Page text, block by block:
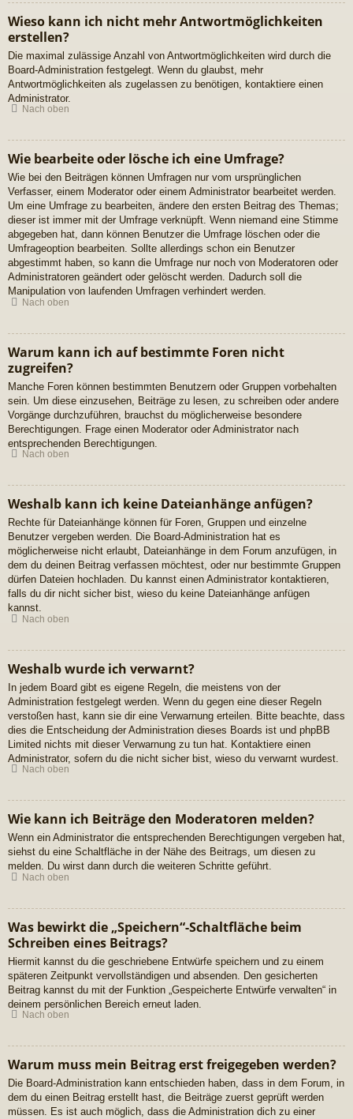
Wieso kann ich nicht mehr Antwortmöglichkeiten
erstellen?
Die maximal zulässige Anzahl von Antwortmöglichkeiten wird durch die
Board-Administration festgelegt. Wenn du glaubst, mehr
Antwortmöglichkeiten als zugelassen zu benötigen, kontaktiere einen
Administrator.
Nach oben
Wie bearbeite oder lösche ich eine Umfrage?
Wie bei den Beiträgen können Umfragen nur vom ursprünglichen
Verfasser, einem Moderator oder einem Administrator bearbeitet werden.
Um eine Umfrage zu bearbeiten, ändere den ersten Beitrag des Themas;
dieser ist immer mit der Umfrage verknüpft. Wenn niemand eine Stimme
abgegeben hat, dann können Benutzer die Umfrage löschen oder die
Umfrageoption bearbeiten. Sollte allerdings schon ein Benutzer
abgestimmt haben, so kann die Umfrage nur noch von Moderatoren oder
Administratoren geändert oder gelöscht werden. Dadurch soll die
Manipulation von laufenden Umfragen verhindert werden.
Nach oben
Warum kann ich auf bestimmte Foren nicht
zugreifen?
Manche Foren können bestimmten Benutzern oder Gruppen vorbehalten
sein. Um diese einzusehen, Beiträge zu lesen, zu schreiben oder andere
Vorgänge durchzuführen, brauchst du möglicherweise besondere
Berechtigungen. Frage einen Moderator oder Administrator nach
entsprechenden Berechtigungen.
Nach oben
Weshalb kann ich keine Dateianhänge anfügen?
Rechte für Dateianhänge können für Foren, Gruppen und einzelne
Benutzer vergeben werden. Die Board-Administration hat es
möglicherweise nicht erlaubt, Dateianhänge in dem Forum anzufügen, in
dem du deinen Beitrag verfassen möchtest, oder nur bestimmte Gruppen
dürfen Dateien hochladen. Du kannst einen Administrator kontaktieren,
falls du dir nicht sicher bist, wieso du keine Dateianhänge anfügen
kannst.
Nach oben
Weshalb wurde ich verwarnt?
In jedem Board gibt es eigene Regeln, die meistens von der
Administration festgelegt werden. Wenn du gegen eine dieser Regeln
verstoßen hast, kann sie dir eine Verwarnung erteilen. Bitte beachte, dass
dies die Entscheidung der Administration dieses Boards ist und phpBB
Limited nichts mit dieser Verwarnung zu tun hat. Kontaktiere einen
Administrator, sofern du die nicht sicher bist, wieso du verwarnt wurdest.
Nach oben
Wie kann ich Beiträge den Moderatoren melden?
Wenn ein Administrator die entsprechenden Berechtigungen vergeben hat,
siehst du eine Schaltfläche in der Nähe des Beitrags, um diesen zu
melden. Du wirst dann durch die weiteren Schritte geführt.
Nach oben
Was bewirkt die „Speichern“-Schaltfläche beim
Schreiben eines Beitrags?
Hiermit kannst du die geschriebene Entwürfe speichern und zu einem
späteren Zeitpunkt vervollständigen und absenden. Den gesicherten
Beitrag kannst du mit der Funktion „Gespeicherte Entwürfe verwalten“ in
deinem persönlichen Bereich erneut laden.
Nach oben
Warum muss mein Beitrag erst freigegeben werden?
Die Board-Administration kann entschieden haben, dass in dem Forum, in
dem du einen Beitrag erstellt hast, die Beiträge zuerst geprüft werden
müssen. Es ist auch möglich, dass die Administration dich zu einer